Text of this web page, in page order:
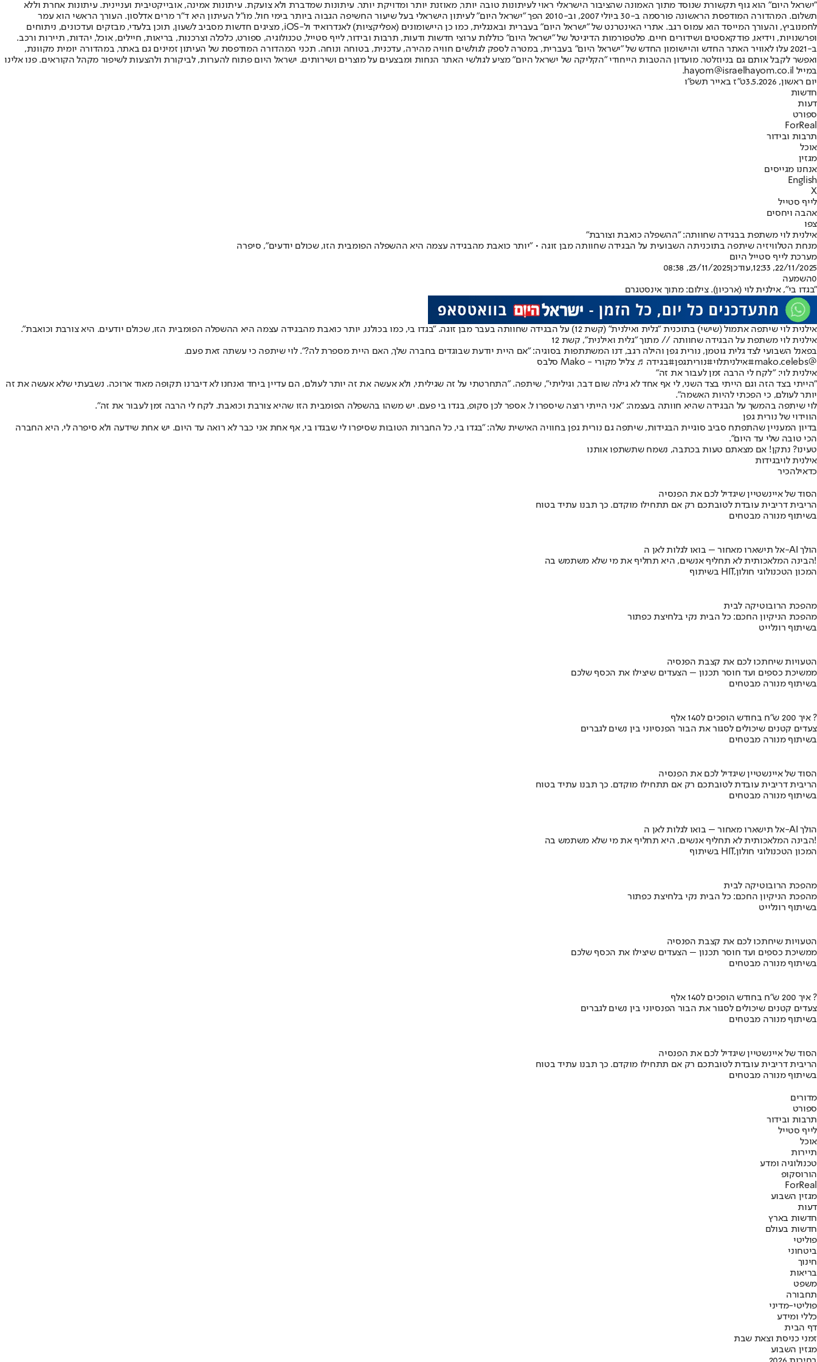
"ישראל היום" הוא גוף תקשורת שנוסד מתוך האמונה שהציבור הישראלי ראוי לעיתונות טובה יותר, מאוזנת יותר ומדויקת יותר. עיתונות שמדברת ולא צועקת. עיתונות אמינה, אובייקטיבית ועניינית. עיתונות אחרת וללא
תשלום. המהדורה המודפסת הראשונה פורסמה ב-30 ביולי 2007, וב-2010 הפך "ישראל היום" לעיתון הישראלי בעל שיעור החשיפה הגבוה ביותר בימי חול. מו"ל העיתון היא ד"ר מרים אדלסון. העורך הראשי הוא עמר
לחמנוביץ, והעורך המייסד הוא עמוס רגב. אתרי האינטרנט של "ישראל היום" בעברית ובאנגלית, כמו כן היישומונים (אפליקציות) לאנדרואיד ול-iOS, מציגים חדשות מסביב לשעון, תוכן בלעדי, מבזקים ועדכונים, ניתוחים
ופרשנויות, וידיאו, פודקאסטים ושידורים חיים. פלטפורמות הדיגיטל של "ישראל היום" כוללות ערוצי חדשות ודעות, תרבות ובידור, לייף סטייל, טכנולוגיה, ספורט, כלכלה וצרכנות, בריאות, חיילים, אוכל, יהדות, תיירות ורכב.
ב-2021 עלו לאוויר האתר החדש והיישומון החדש של "ישראל היום" בעברית, במטרה לספק לגולשים חוויה מהירה, עדכנית, בטוחה ונוחה. תכני המהדורה המודפסת של העיתון זמינים גם באתר, במהדורה יומית מקוונת,
ואפשר לקבל אותם גם בניוזלטר. מועדון ההטבות הייחודי "הקליקה של ישראל היום" מציע לגולשי האתר הנחות ומבצעים על מוצרים ושירותים. ישראל היום פתוח להערות, לביקורת ולהצעות לשיפור מקהל הקוראים. פנו אלינו
במייל hayom@israelhayom.co.il.
יום ראשון, 3.5.2026
ט"ז באייר תשפ"ו
חדשות
דעות
ספורט
ForReal
תרבות ובידור
אוכל
מגזין
אנחנו מגייסים
English
X
לייף סטייל
אהבה ויחסים
צפו
אילנית לוי משתפת בבגידה שחוותה: "ההשפלה כואבת וצורבת"
מנחת הטלוויזיה שיתפה בתוכניתה השבועית על הבגידה שחוותה מבן זוגה • "יותר כואבת מהבגידה עצמה היא ההשפלה הפומבית הזו, שכולם יודעים", סיפרה
מערכת לייף סטייל היום
22/11/2025, 12:33
,עודכן23/11/2025, 08:38
0השמעה
"בגדו בי", אילנית לוי (ארכיון). צילום: מתוך אינסטגרם
אילנית לוי שיתפה אתמול (שישי) בתוכנית "גלית ואילנית" (קשת 12) על הבגידה שחוותה בעבר מבן זוגה. "בגדו בי, כמו בכולנו, יותר כואבת מהבגידה עצמה היא ההשפלה הפומבית הזו, שכולם יודעים. היא צורבת וכואבת".
אילנית לוי משתפת על הבגידה שחוותה // מתוך "גלית ואילנית", קשת 12
בפאנל השבועי לצד גלית גוטמן, נורית גפן והילה רגב, דנו המשתתפות בסוגיה: "אם היית יודעת שבוגדים בחברה שלך, האם היית מספרת לה?". לוי שיתפה כי עשתה זאת פעם.
@mako.celebs
#אילניתלוי#נוריתגפן#בגידה ♬ צליל מקורי - Mako סלבס
אילנית לוי: "לקח לי הרבה זמן לעבור את זה"
"הייתי בצד הזה וגם הייתי בצד השני, לי אף אחד לא גילה שום דבר, וגיליתי", שיתפה. "התחרטתי על זה שגיליתי, ולא אעשה את זה יותר לעולם, הם עדיין ביחד ואנחנו לא דיברנו תקופה מאוד ארוכה. נשבעתי שלא אעשה את זה
יותר לעולם, כי הפכתי להיות האשמה".
לוי שיתפה בהמשך על הבגידה שהיא חוותה בעצמה: "אני הייתי רוצה שיספרו ל. אספר לכן סקופ, בגדו בי פעם. יש משהו בהשפלה הפומבית הזו שהיא צורבת וכואבת. לקח לי הרבה זמן לעבור את זה".
הווידוי של נורית גפן
בדיון המעניין שהתפתח סביב סוגיית הבגידות, שיתפה גם נורית גפן בחוויה האישית שלה: "בגדו בי, כל החברות הטובות שסיפרו לי שבגדו בי, אף אחת אני כבר לא רואה עד היום. יש אחת שידעה ולא סיפרה לי, היא החברה
הכי טובה שלי עד היום".
טעינו? נתקן! אם מצאתם טעות בכתבה, נשמח שתשתפו אותנו
אילנית לויבגידות
כדאילהכיר
הסוד של איינשטיין שיגדיל לכם את הפנסיה
הריבית דריבית עובדת לטובתכם רק אם תתחילו מוקדם. כך תבנו עתיד בטוח
בשיתוף מנורה מבטחים
אל תישארו מאחור – בואו לגלות לאן ה-AI הולך
הבינה המלאכותית לא תחליף אנשים, היא תחליף את מי שלא משתמש בה!
בשיתוף HIT,המכון הטכנולוגי חולון
מהפכת הרובוטיקה לבית
מהפכת הניקיון החכם: כל הבית נקי בלחיצת כפתור
בשיתוף רונלייט
הטעויות שיחתכו לכם את קצבת הפנסיה
ממשיכת כספים ועד חוסר תכנון – הצעדים שיצילו את הכסף שלכם
בשיתוף מנורה מבטחים
איך 200 ש"ח בחודש הופכים ל140 אלף ?
צעדים קטנים שיכולים לסגור את הבור הפנסיוני בין נשים לגברים
בשיתוף מנורה מבטחים
הסוד של איינשטיין שיגדיל לכם את הפנסיה
הריבית דריבית עובדת לטובתכם רק אם תתחילו מוקדם. כך תבנו עתיד בטוח
בשיתוף מנורה מבטחים
אל תישארו מאחור – בואו לגלות לאן ה-AI הולך
הבינה המלאכותית לא תחליף אנשים, היא תחליף את מי שלא משתמש בה!
בשיתוף HIT,המכון הטכנולוגי חולון
מהפכת הרובוטיקה לבית
מהפכת הניקיון החכם: כל הבית נקי בלחיצת כפתור
בשיתוף רונלייט
הטעויות שיחתכו לכם את קצבת הפנסיה
ממשיכת כספים ועד חוסר תכנון – הצעדים שיצילו את הכסף שלכם
בשיתוף מנורה מבטחים
איך 200 ש"ח בחודש הופכים ל140 אלף ?
צעדים קטנים שיכולים לסגור את הבור הפנסיוני בין נשים לגברים
בשיתוף מנורה מבטחים
הסוד של איינשטיין שיגדיל לכם את הפנסיה
הריבית דריבית עובדת לטובתכם רק אם תתחילו מוקדם. כך תבנו עתיד בטוח
בשיתוף מנורה מבטחים
מדורים
ספורט
תרבות ובידור
לייף סטייל
אוכל
תיירות
טכנולוגיה ומדע
הורוסקופ
ForReal
מגזין השבוע
דעות
חדשות בארץ
חדשות בעולם
פוליטי
ביטחוני
חינוך
בריאות
משפט
תחבורה
פוליטי-מדיני
כללי ומידע
דף הבית
זמני כניסת וצאת שבת
מגזין השבוע